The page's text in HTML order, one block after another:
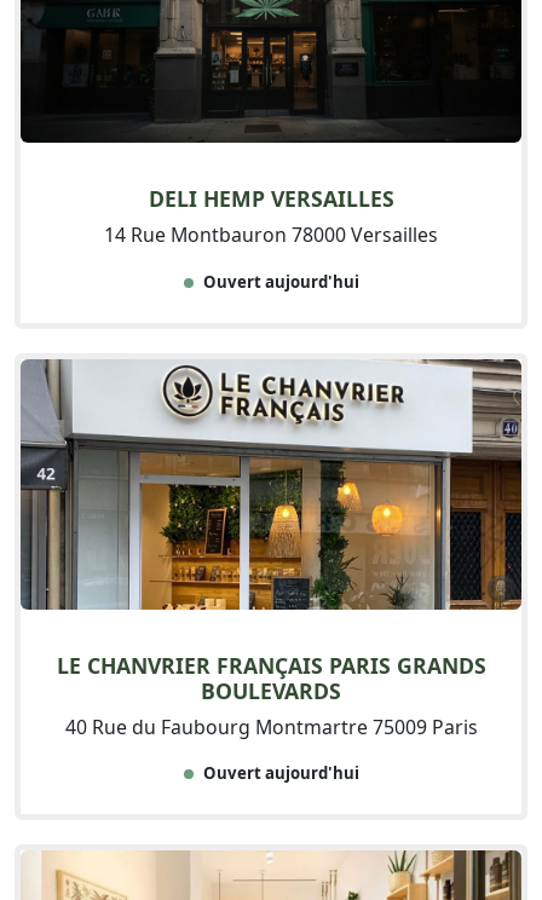
DELI HEMP VERSAILLES
14 Rue Montbauron 78000 Versailles
Ouvert aujourd'hui
LE CHANVRIER FRANÇAIS PARIS GRANDS
BOULEVARDS
40 Rue du Faubourg Montmartre 75009 Paris
Ouvert aujourd'hui